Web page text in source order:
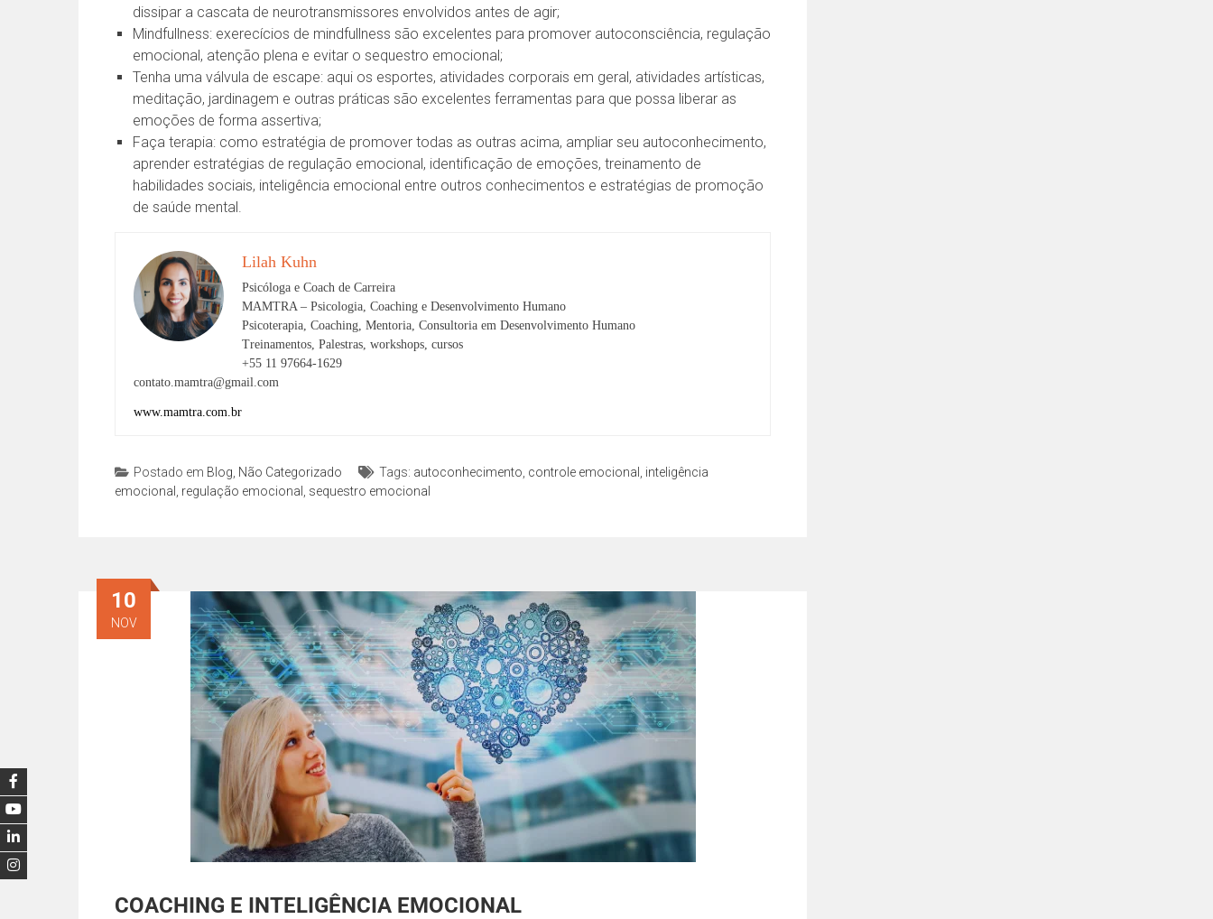
dissipar a cascata de neurotransmissores envolvidos antes de agir;
Mindfullness: exerecícios de mindfullness são excelentes para promover autoconsciência, regulação
emocional, atenção plena e evitar o sequestro emocional;
Tenha uma válvula de escape: aqui os esportes, atividades corporais em geral, atividades artísticas,
meditação, jardinagem e outras práticas são excelentes ferramentas para que possa liberar as
emoções de forma assertiva;
Faça terapia: como estratégia de promover todas as outras acima, ampliar seu autoconhecimento,
aprender estratégias de regulação emocional, identificação de emoções, treinamento de
habilidades sociais, inteligência emocional entre outros conhecimentos e estratégias de promoção
de saúde mental.
Lilah Kuhn
Psicóloga e Coach de Carreira
MAMTRA – Psicologia, Coaching e Desenvolvimento Humano
Psicoterapia, Coaching, Mentoria, Consultoria em Desenvolvimento Humano
Treinamentos, Palestras, workshops, cursos
+55 11 97664-1629
contato.mamtra@gmail.com
www.mamtra.com.br
Postado em Blog Não Categorizado Tags: autoconhecimento controle emocional
inteligência
emocional
regulação emocional sequestro emocional
COACHING E INTELIGÊNCIA EMOCIONAL
10
NOV